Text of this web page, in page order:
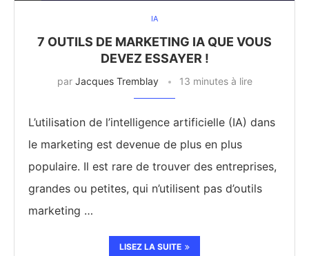
IA
7 OUTILS DE MARKETING IA QUE VOUS
DEVEZ ESSAYER !
par Jacques Tremblay 13 minutes à lire
L’utilisation de l’intelligence artificielle (IA) dans
le marketing est devenue de plus en plus
populaire. Il est rare de trouver des entreprises,
grandes ou petites, qui n’utilisent pas d’outils
marketing …
LISEZ LA SUITE